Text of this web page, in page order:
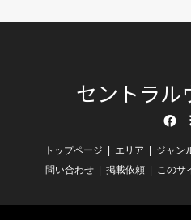
セントラル
トップページ エリア ジャン
問い合わせ
掲載依頼 このサ